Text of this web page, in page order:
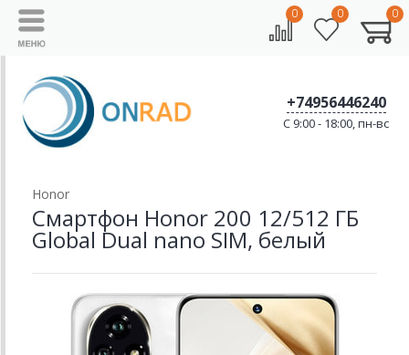
0 0 0
+74956446240
C 9:00 - 18:00, пн-вс
Honor
Смартфон Honor 200 12/512 ГБ
Global Dual nano SIM, белый